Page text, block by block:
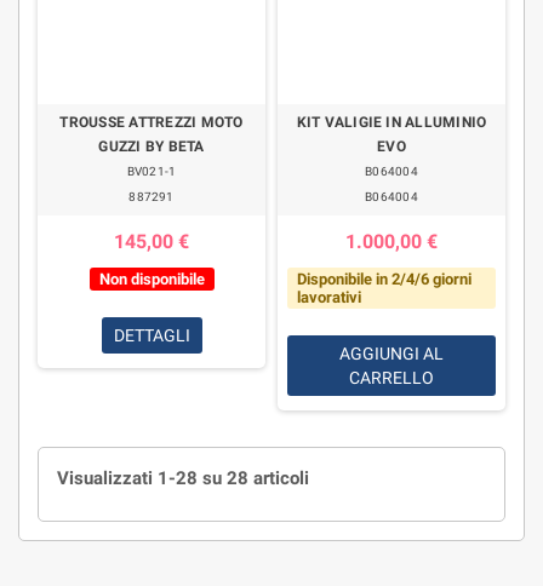
TROUSSE ATTREZZI MOTO
GUZZI BY BETA
BV021-1
887291
145,00 €
Non disponibile
DETTAGLI
KIT VALIGIE IN ALLUMINIO
EVO
B064004
B064004
1.000,00 €
Disponibile in 2/4/6 giorni
lavorativi
AGGIUNGI AL
CARRELLO
Visualizzati 1-28 su 28 articoli